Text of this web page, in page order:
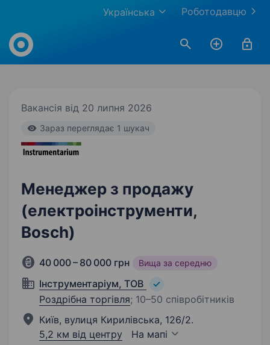
Роботодавцю
Українська
Work.ua
Вакансія від 20 липня 2026
Зараз переглядає 1 шукач
Менеджер з продажу
(електроінструменти,
Bosch)
40 000 – 80 000 грн Вища за середню
Інструментаріум, ТОВ
Роздрібна торгівля; 10–50 співробітників
Київ, вулиця Кирилівська, 126/2.
5,2 км від центру
На мапі